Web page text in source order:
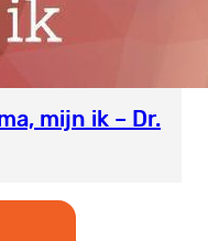
mijn ik – Dr.